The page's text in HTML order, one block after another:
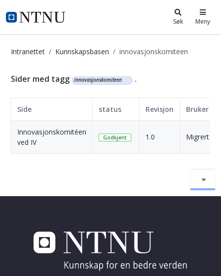
i.ntnu.no Søk Meny
Intranettet Kunnskapsbasen innovasjonskomiteen
Kunnskapsbasen
Sider med tagg innovasjonskomiteen .
Side status Revisjon Bruker
Innovasjonskomitéen
ved IV
Godkjent 1.0 Migrert